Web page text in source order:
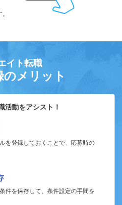
イト転職
のメリット
活動をアシスト！
を登録しておくことで、応募時の
件を保存して、条件設定の手間を